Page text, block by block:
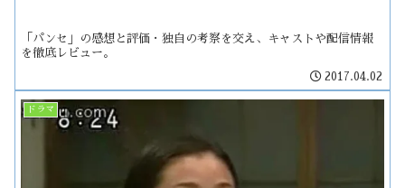
「パンセ」の感想と評価・独自の考察を交え、キャストや配信情報
を徹底レビュー。
2017.04.02
ドラマ